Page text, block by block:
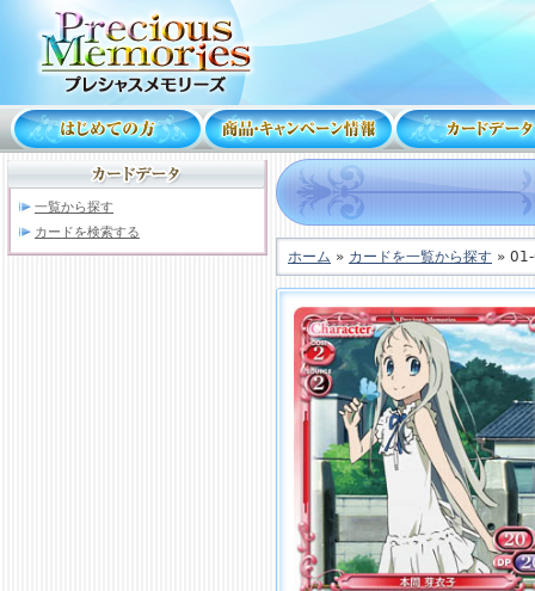
一覧から探す
カードを検索する
ホーム » カードを一覧から探す »